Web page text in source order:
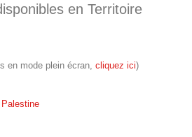
en Territoire
en mode plein écran, cliquez ici)